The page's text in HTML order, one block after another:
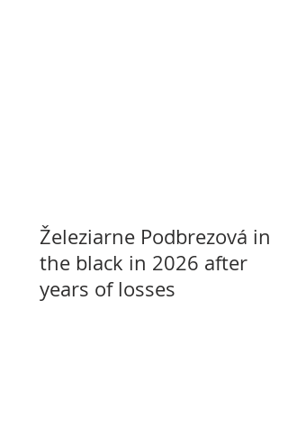
Železiarne Podbrezová in
the black in 2026 after
years of losses